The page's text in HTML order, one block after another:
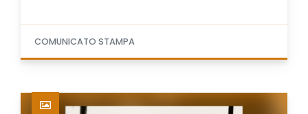
COMUNICATO STAMPA